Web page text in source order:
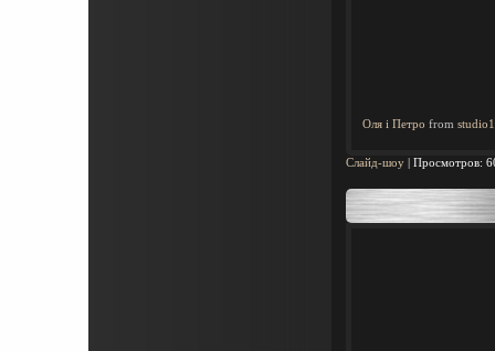
Оля і Петро from
Слайд-шоу | Просмотров: